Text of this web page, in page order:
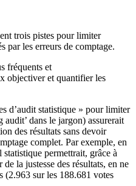
trois pistes pour limiter
par les erreurs de comptage.
fréquents et
objectiver et quantifier les
d’audit statistique » pour limiter
dans le jargon) assurerait
des résultats sans devoir
complet. Par exemple, en
permettrait, grâce à
de la justesse des résultats, en ne
(2.963 sur les 188.681 votes